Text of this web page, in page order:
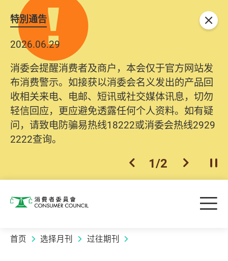
特別通告
2026.06.29
消委会提醒消费者及商户，本会仅于官方网站发
布消费警示。如接获以消委会名义发出的产品回
收相关来电、电邮、短讯或社交媒体讯息，切勿
轻信回应，更应避免透露任何个人资料。如有疑
问，请致电防骗易热线18222或消委会热线2929
2222查询。
上一个
1/2 下一个开
关闭
消费者委员会 目
首页 选择月刊 过往期刊